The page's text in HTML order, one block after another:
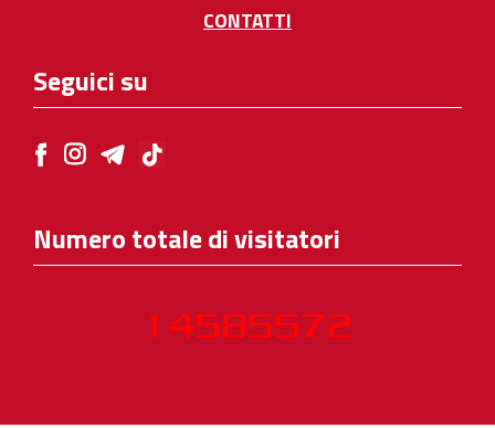
CONTATTI
Seguici su
Numero totale di visitatori